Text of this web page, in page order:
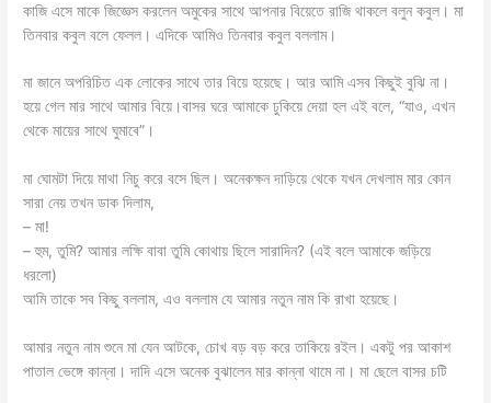
কাজি এসে মাকে জিজ্ঞেস করলেন অমুকের সাথে আপনার বিয়েতে রাজি থাকলে বলুন কবুল। মা
তিনবার কবুল বলে ফেলল। এদিকে আমিও তিনবার কবুল বললাম।
মা জানে অপরিচিত এক লোকের সাথে তার বিয়ে হয়েছে। আর আমি এসব কিছুই বুঝি না।
হয়ে গেল মার সাথে আমার বিয়ে।বাসর ঘরে আমাকে ঢুকিয়ে দেয়া হল এই বলে, “যাও, এখন
থেকে মায়ের সাথে ঘুমাবে”।
মা ঘোমটা দিয়ে মাথা নিচু করে বসে ছিল। অনেকক্ষন দাড়িয়ে থেকে যখন দেখলাম মার কোন
সারা নেয় তখন ডাক দিলাম,
– মা!
– হুম, তুমি? আমার লক্ষি বাবা তুমি কোথায় ছিলে সারাদিন? (এই বলে আমাকে জড়িয়ে
ধরলো)
আমি তাকে সব কিছু বললাম, এও বললাম যে আমার নতুন নাম কি রাখা হয়েছে।
আমার নতুন নাম শুনে মা যেন আটকে, চোখ বড় বড় করে তাকিয়ে রইল। একটু পর আকাশ
পাতাল ভেঙ্গে কান্না। দাদি এসে অনেক বুঝালেন মার কান্না থামে না। মা ছেলে বাসর চটি